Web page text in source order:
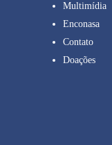
Multimídia
Enconasa
Contato
Doações